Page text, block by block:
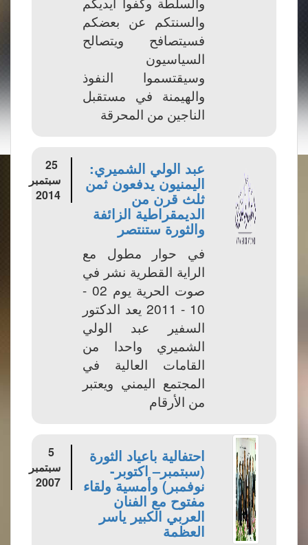
والسنتكم عن بعضكم
فسيتصافح ويتصالح
السياسيون
وسيقتسموا النفوذ
والهيمنة في مستقبل
الناجين من المحرقة
عبد الولي الشميري:
اليمنيون يدفعون ثمن
ثلث قرن من
الديمقراطية الزائفة
والثورة ستنتصر
في حوار مطول مع
الراية القطرية نشر في
صوت الحرية يوم 02 -
10 - 2011 يعد الدكتور
السفير عبد الولي
الشميري واحدا من
القامات العالية في
المجتمع اليمني ويعتبر
من الأرقام
25
سبتمبر
2014
احتفالية باعياد الثورة
(سبتمبر– اكتوبر-
نوفمبر) وأمسية ولقاء
مفتوح مع الفنان
العربي الكبير ياسر
العظمة
5
سبتمبر
2007